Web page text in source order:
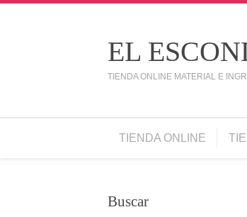
EL
TIENDA ONLINE MATERIAL E
TIENDA ONLINE
Buscar